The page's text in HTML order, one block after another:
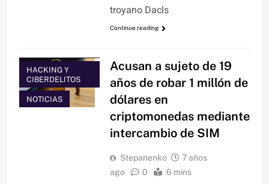
troyano Dacls
Continue reading
HACKING Y
CIBERDELITOS
NOTICIAS
Acusan a sujeto de 19
años de robar 1 millón de
dólares en
criptomonedas mediante
intercambio de SIM
Stepanenko
7 años
ago
0 6 mins